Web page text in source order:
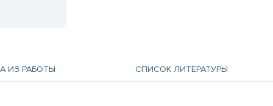
ИЗ РАБОТЫ СПИСОК ЛИТЕРАТУРЫ